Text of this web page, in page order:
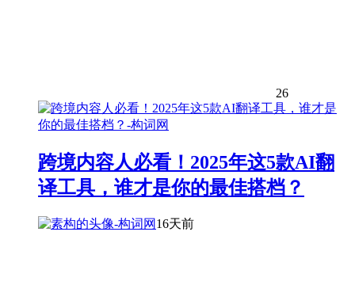
26
跨境内容人必看！2025年这5款AI翻
译工具，谁才是你的最佳搭档？
16天前